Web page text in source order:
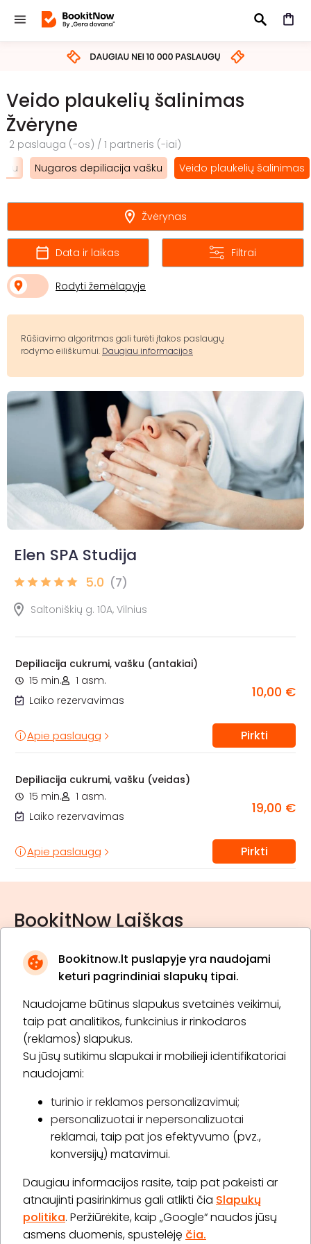
Bookitnow.lt puslapyje yra naudojami
keturi pagrindiniai slapukų tipai.
Naudojame būtinus slapukus svetainės veikimui,
taip pat analitikos, funkcinius ir rinkodaros
(reklamos) slapukus.
Su jūsų sutikimu slapukai ir mobilieji identifikatoriai
naudojami:
turinio ir reklamos personalizavimui;
personalizuotai ir nepersonalizuotai
reklamai, taip pat jos efektyvumo (pvz.,
konversijų) matavimui.
Daugiau informacijos rasite, taip pat pakeisti ar
atnaujinti pasirinkimus gali atlikti čia Slapukų
politika. Peržiūrėkite, kaip „Google“ naudos jūsų
asmens duomenis, spustelėję čia.
IEŠKOTI
Veido plaukelių šalinimas
Žvėryne
2 paslauga (-os) / 1 partneris (-iai)
Nugaros depiliacija vašku Veido plaukelių šalinimas
Žvėrynas
Data ir laikas Filtrai
Rodyti žemėlapyje
Rūšiavimo algoritmas gali turėti įtakos paslaugų
rodymo eiliškumui. Daugiau informacijos
Elen SPA Studija
5.0 (7)
Saltoniškių g. 10A, Vilnius
Depiliacija cukrumi, vašku (antakiai)
15 min.
1 asm.
Laiko rezervavimas
10,00 €
Apie paslaugą Pirkti
Depiliacija cukrumi, vašku (veidas)
15 min.
1 asm.
Laiko rezervavimas
19,00 €
Apie paslaugą Pirkti
BookitNow Laiškas
* Susipažinau su privatumo politika
Prenumeruoti
Apie „BookitNow“
Informacija
„GERA DOVANA“ GRUPĖ